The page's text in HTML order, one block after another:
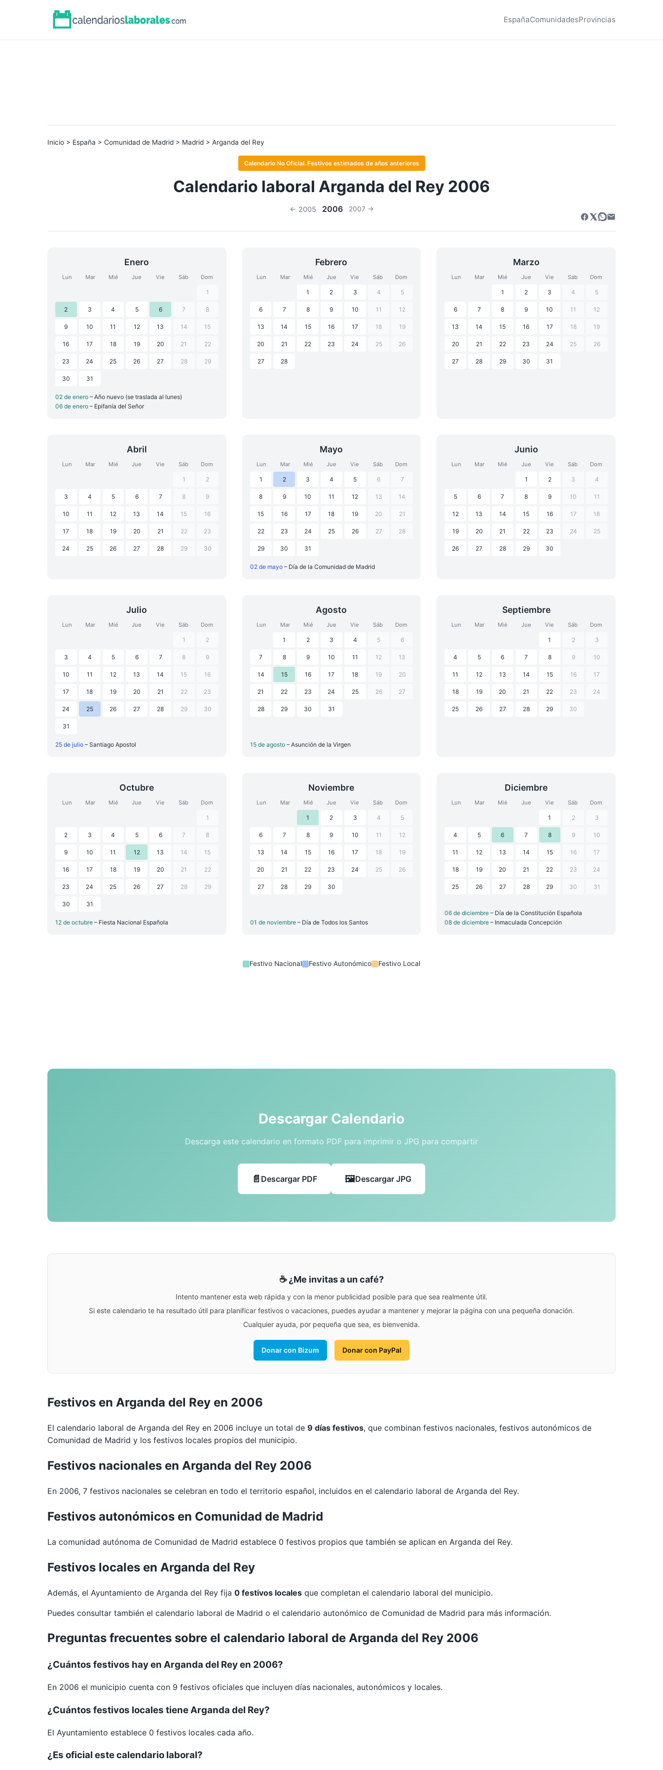
EspañaComunidadesProvincias
Inicio > España > Comunidad de Madrid > Madrid > Arganda del Rey
Calendario No Oficial. Festivos estimados de años anteriores
Calendario laboral Arganda del Rey 2006
← 2005 2006 2007 →
Enero
Lun Mar Mié Jue Vie Sáb Dom
1
2 3 4 5 6 7 8
9 10 11 12 13 14 15
16 17 18 19 20 21 22
23 24 25 26 27 28 29
30 31
02 de enero – Año nuevo (se traslada al lunes)
06 de enero – Epifanía del Señor
Febrero
Lun Mar Mié Jue Vie Sáb Dom
1 2 3 4 5
6 7 8 9 10 11 12
13 14 15 16 17 18 19
20 21 22 23 24 25 26
27 28
Marzo
Lun Mar Mié Jue Vie Sáb Dom
1 2 3 4 5
6 7 8 9 10 11 12
13 14 15 16 17 18 19
20 21 22 23 24 25 26
27 28 29 30 31
Abril
Lun Mar Mié Jue Vie Sáb Dom
1 2
3 4 5 6 7 8 9
10 11 12 13 14 15 16
17 18 19 20 21 22 23
24 25 26 27 28 29 30
Mayo
Lun Mar Mié Jue Vie Sáb Dom
1 2 3 4 5 6 7
8 9 10 11 12 13 14
15 16 17 18 19 20 21
22 23 24 25 26 27 28
29 30 31
02 de mayo – Día de la Comunidad de Madrid
Junio
Lun Mar Mié Jue Vie Sáb Dom
1 2 3 4
5 6 7 8 9 10 11
12 13 14 15 16 17 18
19 20 21 22 23 24 25
26 27 28 29 30
Julio
Lun Mar Mié Jue Vie Sáb Dom
1 2
3 4 5 6 7 8 9
10 11 12 13 14 15 16
17 18 19 20 21 22 23
24 25 26 27 28 29 30
31
25 de julio – Santiago Apostol
Agosto
Lun Mar Mié Jue Vie Sáb Dom
1 2 3 4 5 6
7 8 9 10 11 12 13
14 15 16 17 18 19 20
21 22 23 24 25 26 27
28 29 30 31
15 de agosto – Asunción de la Virgen
Septiembre
Lun Mar Mié Jue Vie Sáb Dom
1 2 3
4 5 6 7 8 9 10
11 12 13 14 15 16 17
18 19 20 21 22 23 24
25 26 27 28 29 30
Octubre
Lun Mar Mié Jue Vie Sáb Dom
1
2 3 4 5 6 7 8
9 10 11 12 13 14 15
16 17 18 19 20 21 22
23 24 25 26 27 28 29
30 31
12 de octubre – Fiesta Nacional Española
Noviembre
Lun Mar Mié Jue Vie Sáb Dom
1 2 3 4 5
6 7 8 9 10 11 12
13 14 15 16 17 18 19
20 21 22 23 24 25 26
27 28 29 30
01 de noviembre – Día de Todos los Santos
Diciembre
Lun Mar Mié Jue Vie Sáb Dom
1 2 3
4 5 6 7 8 9 10
11 12 13 14 15 16 17
18 19 20 21 22 23 24
25 26 27 28 29 30 31
06 de diciembre– Día de la Constitución Española
08 de diciembre– Inmaculada Concepción
Festivo Nacional Festivo Autonómico Festivo Local
Descargar Calendario
Descarga este calendario en formato PDF para imprimir o JPG para compartir
Descargar PDF Descargar JPG
☕ ¿Me invitas a un café?
Intento mantener esta web rápida y con la menor publicidad posible para que sea realmente útil.
Si este calendario te ha resultado útil para planificar festivos o vacaciones, puedes ayudar a mantener y mejorar la página con una pequeña donación.
Cualquier ayuda, por pequeña que sea, es bienvenida.
Donar con Bizum Donar con PayPal
Festivos en Arganda del Rey en 2006
El calendario laboral de Arganda del Rey en 2006 incluye un total de 9 días festivos, que combinan festivos nacionales, festivos autonómicos de
Comunidad de Madrid y los festivos locales propios del municipio.
Festivos nacionales en Arganda del Rey 2006
En 2006, 7 festivos nacionales se celebran en todo el territorio español, incluidos en el calendario laboral de Arganda del Rey.
Festivos autonómicos en Comunidad de Madrid
La comunidad autónoma de Comunidad de Madrid establece 0 festivos propios que también se aplican en Arganda del Rey.
Festivos locales en Arganda del Rey
Además, el Ayuntamiento de Arganda del Rey fija 0 festivos locales que completan el calendario laboral del municipio.
Puedes consultar también el calendario laboral de Madrid o el calendario autonómico de Comunidad de Madrid para más información.
Preguntas frecuentes sobre el calendario laboral de Arganda del Rey 2006
¿Cuántos festivos hay en Arganda del Rey en 2006?
En 2006 el municipio cuenta con 9 festivos oficiales que incluyen días nacionales, autonómicos y locales.
¿Cuántos festivos locales tiene Arganda del Rey?
El Ayuntamiento establece 0 festivos locales cada año.
¿Es oficial este calendario laboral?